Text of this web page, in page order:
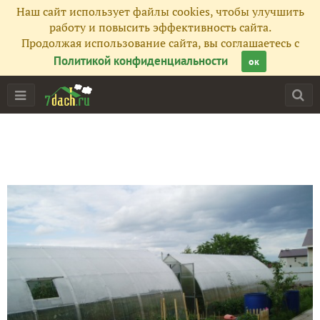
Наш сайт использует файлы cookies, чтобы улучшить
работу и повысить эффективность сайта.
Продолжая использование сайта, вы соглашаетесь с
Политикой конфиденциальности
ок
Главная
Подписчики 7
Все публикации 14
Фото 2
Огурец Пучковое очарование F1. VI этап. Плодоношение
Огурец Пучковое очарование F1. V этап (2). Цветение и
Огурец Пучковое очарование F1. V этап. Цветение и